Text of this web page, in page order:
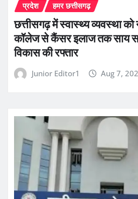
प्रदेश हमर छत्तीसगढ़
छत्तीसगढ़ में स्वास्थ्य व्यवस्था
कॉलेज से कैंसर इलाज तक साय
विकास की रफ्तार
Junior Editor1 Aug 7,